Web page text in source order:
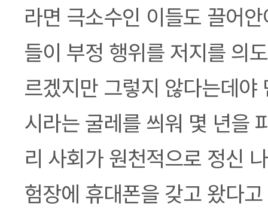
라면 극소수인 이들도 끌어
들이 부정 행위를 저지를 의
르겠지만 그렇지 않다는데야
시라는 굴레를 씌워 몇 년을
리 사회가 원천적으로 정신
험장에 휴대폰을 갖고 왔다